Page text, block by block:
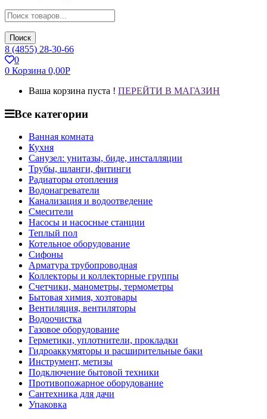
Поиск
8 (4855) 28-30-66
0
0 Корзина 0,00Р
Ваша корзина пуста ! ПЕРЕЙТИ В МАГАЗИН
Все категории
Ванная комната
Кухня
Санузел: унитазы, биде, инсталляции
Трубы, шланги, фитинги
Радиаторы отопления
Водонагреватели
Канализация и водоотведение
Смесители
Насосы и насосные станции
Теплый пол
Котельное оборудование
Сифоны
Арматура трубопроводная
Коллекторы и коллекторные группы
Счетчики, манометры, термометры
Бытовая химия, хозтовары
Вентиляция, вентиляторы
Водоочистка
Газовое оборудование
Герметики, уплотнители, прокладки
Гидроаккумяторы и расширительные баки
Инструмент, метизы
Подключение бытовой техники
Противопожарное оборудование
Сантехника для дачи
Упаковка